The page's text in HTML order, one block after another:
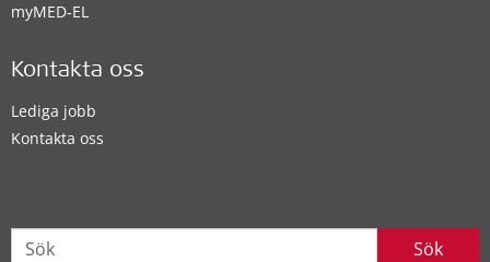
myMED‑EL
Kontakta oss
Lediga jobb
Kontakta oss
Sök